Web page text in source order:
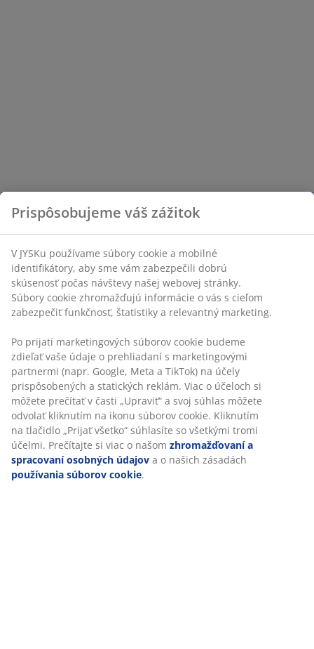
Prispôsobujeme váš zážitok
V JYSKu používame súbory cookie a mobilné
identifikátory, aby sme vám zabezpečili dobrú
skúsenosť počas návštevy našej webovej stránky.
Súbory cookie zhromažďujú informácie o vás s cieľom
zabezpečiť funkčnosť, štatistiky a relevantný marketing.
Po prijatí marketingových súborov cookie budeme
zdieľať vaše údaje o prehliadaní s marketingovými
partnermi (napr. Google, Meta a TikTok) na účely
prispôsobených a statických reklám. Viac o účeloch si
môžete prečítať v časti „Upraviť“ a svoj súhlas môžete
odvolať kliknutím na ikonu súborov cookie. Kliknutím
na tlačidlo „Prijať všetko“ súhlasíte so všetkými tromi
účelmi. Prečítajte si viac o našom zhromažďovaní a
spracovaní osobných údajov a o našich zásadách
používania súborov cookie.